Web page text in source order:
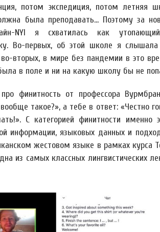
потом экспедиция, потом летняя
была преподавать... Поэтому за
NYI я схватилась как
Во-первых, об этой школе я
вторых, в мире без пандемии в это
в поле и ни на какую школу бы не
финитность от профессора
такое?», а тебе в ответ: «Честно
С категорией финитности именно
информации, языковых данных и
жестовом языке в рамках курса
из самых классных лингвистических